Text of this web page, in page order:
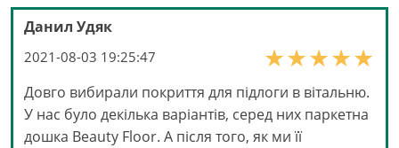
Данил Удяк
2021-08-03 19:25:47
Довго вибирали покриття для підлоги в вітальню.
У нас було декілька варіантів, серед них паркетна
дошка Beauty Floor. А після того, як ми її